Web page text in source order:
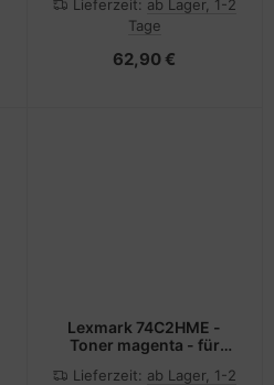
5462dnw
Lieferzeit: ab Lager, 1-2
Tage
62,90 €
Lexmark 74C2HME -
Toner magenta - für
Lieferzeit: ab Lager, 1-2